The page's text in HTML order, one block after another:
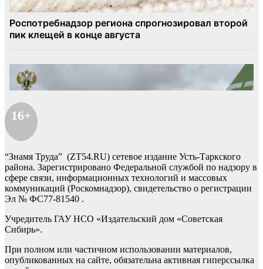
16+
“Знамя Труда” (ZT54.RU) сетевое издание Усть-Таркского
района. Зарегистрировано Федеральной службой по надзору в
сфере связи, информационных технологий и массовых
коммуникаций (Роскомнадзор), свидетельство о регистрации
Эл № ФС77-81540 .
Учредитель ГАУ НСО «Издательский дом «Советская
Сибирь».
При полном или частичном использовании материалов,
опубликованных на сайте, обязательна активная гиперссылка